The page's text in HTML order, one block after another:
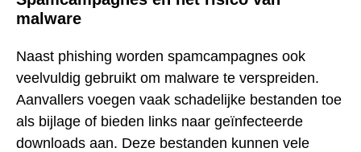
malware
Naast phishing worden spamcampagnes ook
veelvuldig gebruikt om malware te verspreiden.
Aanvallers voegen vaak schadelijke bestanden toe
als bijlage of bieden links naar geïnfecteerde
downloads aan. Deze bestanden kunnen vele